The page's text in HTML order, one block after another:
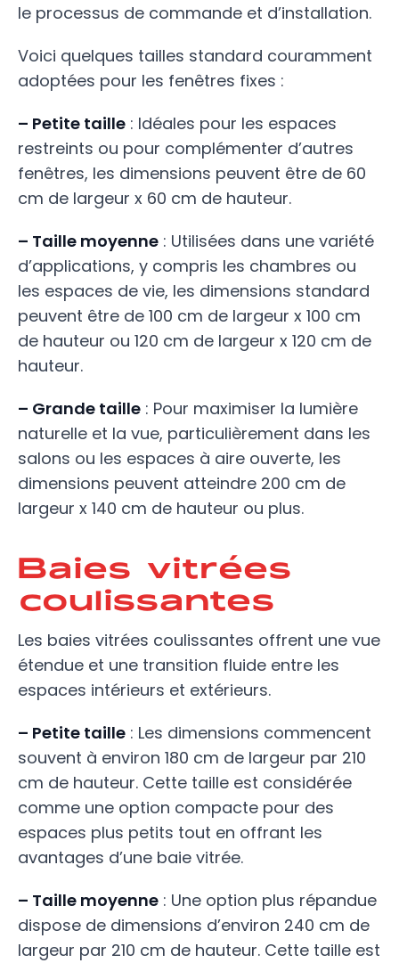
le processus de commande et d’installation.
Voici quelques tailles standard couramment
adoptées pour les fenêtres fixes :
– Petite taille : Idéales pour les espaces
restreints ou pour complémenter d’autres
fenêtres, les dimensions peuvent être de 60
cm de largeur x 60 cm de hauteur.
– Taille moyenne : Utilisées dans une variété
d’applications, y compris les chambres ou
les espaces de vie, les dimensions standard
peuvent être de 100 cm de largeur x 100 cm
de hauteur ou 120 cm de largeur x 120 cm de
hauteur.
– Grande taille : Pour maximiser la lumière
naturelle et la vue, particulièrement dans les
salons ou les espaces à aire ouverte, les
dimensions peuvent atteindre 200 cm de
largeur x 140 cm de hauteur ou plus.
Baies vitrées
coulissantes
Les baies vitrées coulissantes offrent une vue
étendue et une transition fluide entre les
espaces intérieurs et extérieurs.
– Petite taille : Les dimensions commencent
souvent à environ 180 cm de largeur par 210
cm de hauteur. Cette taille est considérée
comme une option compacte pour des
espaces plus petits tout en offrant les
avantages d’une baie vitrée.
– Taille moyenne : Une option plus répandue
dispose de dimensions d’environ 240 cm de
largeur par 210 cm de hauteur. Cette taille est